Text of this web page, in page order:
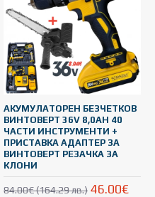
АКУМУЛАТОРЕН БЕЗЧЕТКОВ
ВИНТОВЕРТ 36V 8,0AH 40
ЧАСТИ ИНСТРУМЕНТИ +
ПРИСТАВКА АДАПТЕР ЗА
ВИНТОВЕРТ РЕЗАЧКА ЗА
КЛОНИ
84.00€ (164.29 лв.) 46.00€